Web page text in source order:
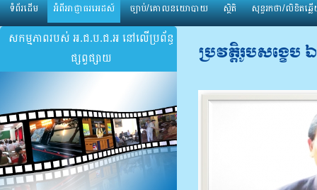
ទំព័រដើម អំពីអាជ្ញាធរអេដស៍ ច្បាប់/គោលនយោបាយ ស្ថិតិ សុន្ទរកថា/លិខិតឆ្លើ
សកម្មភាពរបស់ អ.ជ.ប.ជ.អ នៅលើប្រព័ន្ធ
ផ្សព្វផ្សាយ
ប្រវត្តិរូបសង្ខេប